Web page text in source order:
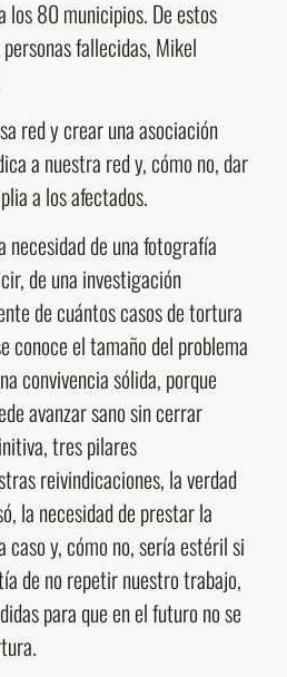
los 80 municipios. De estos
fallecidas, Mikel
red y crear una asociación
a nuestra red y, cómo no, dar
a los afectados.
necesidad de una fotografía
de una investigación
de cuántos casos de tortura
conoce el tamaño del problema
convivencia sólida, porque
avanzar sano sin cerrar
tres pilares
reivindicaciones, la verdad
la necesidad de prestar la
caso y, cómo no, sería estéril si
de no repetir nuestro trabajo,
para que en el futuro no se